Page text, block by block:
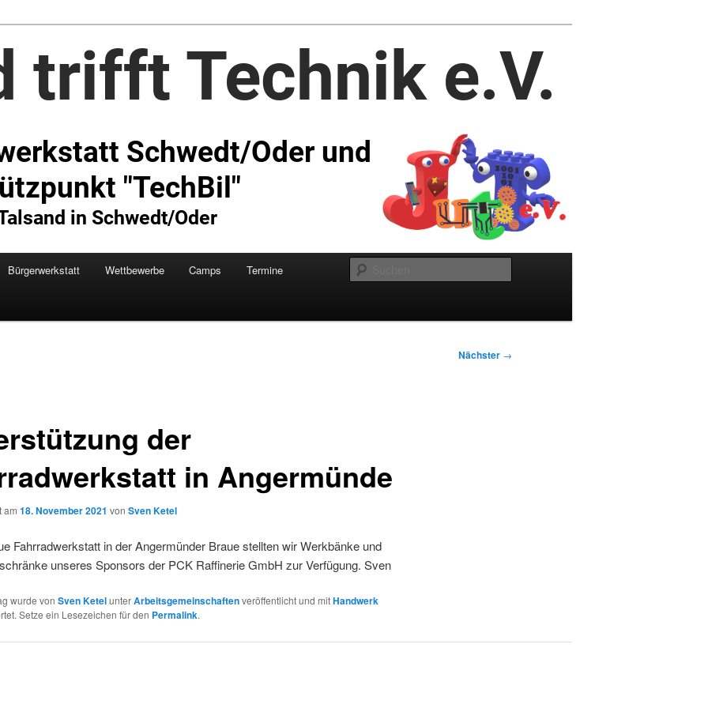
e.V.
Bürgerwerkstatt Wettbewerbe Camps Termine
Nächster →
der
in Angermünde
am 18. November 2021 von Sven Ketel
Fahrradwerkstatt in der Angermünder Braue stellten wir Werkbänke und
unseres Sponsors der PCK Raffinerie GmbH zur Verfügung. Sven
wurde von Sven KetelunterArbeitsgemeinschaftenveröffentlicht und mitHandwerk
Setze ein Lesezeichen für den Permalink.